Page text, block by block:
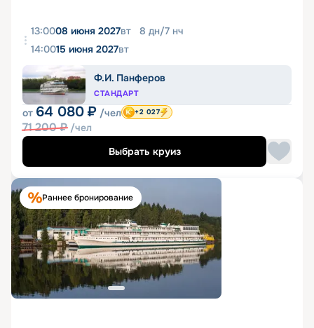
13:0008 июня 2027вт 8 дн/7 нч
14:0015 июня 2027вт
Ф.И. Панферов
СТАНДАРТ
от 64 080 ₽ /чел
71 200₽ /чел
+2 027
Выбрать круиз
Раннее бронирование